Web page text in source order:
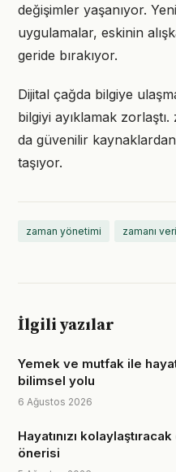
değişimler yaşanıyor.
uygulamalar, eskinin
geride bırakıyor.
Dijital çağda bilgiye
bilgiyi ayıklamak
da güvenilir
taşıyor.
zaman yönetimi zamanı
İlgili yazılar
Yemek ve mutfak ile
bilimsel yolu
6 Ağustos 2026
Hayatınızı
önerisi